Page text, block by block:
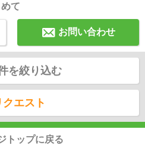
て
お問い合わせ
を絞り込む
エスト
トップに戻る